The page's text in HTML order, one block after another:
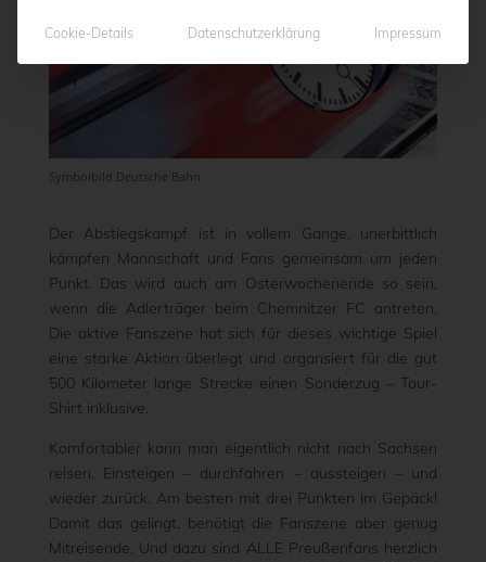
Symbolbild Deutsche Bahn
Der Abstiegskampf ist in vollem Gange, unerbittlich
kämpfen Mannschaft und Fans gemeinsam um jeden
Punkt. Das wird auch am Osterwochenende so sein,
wenn die Adlerträger beim Chemnitzer FC antreten.
Die aktive Fanszene hat sich für dieses wichtige Spiel
eine starke Aktion überlegt und organsiert für die gut
500 Kilometer lange Strecke einen Sonderzug – Tour-
Shirt inklusive.
Komfortabler kann man eigentlich nicht nach Sachsen
reisen. Einsteigen – durchfahren – aussteigen – und
wieder zurück. Am besten mit drei Punkten im Gepäck!
Damit das gelingt, benötigt die Fanszene aber genug
Mitreisende. Und dazu sind ALLE Preußenfans herzlich
Cookie-Details Datenschutzerklärung Impressum